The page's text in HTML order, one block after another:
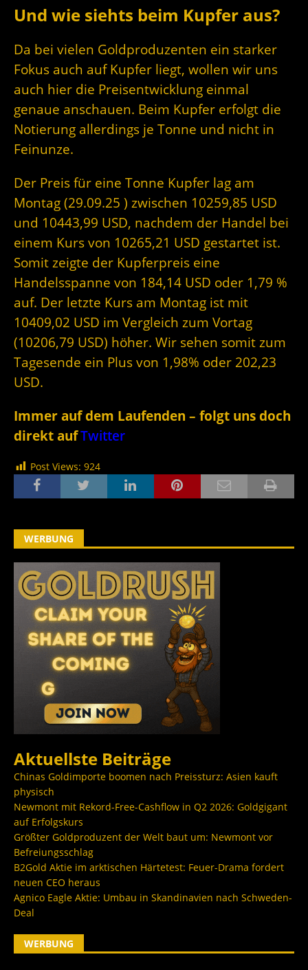
Und wie siehts beim Kupfer aus?
Da bei vielen Goldproduzenten ein starker
Fokus auch auf Kupfer liegt, wollen wir uns
auch hier die Preisentwicklung einmal
genaue anschauen. Beim Kupfer erfolgt die
Notierung allerdings je Tonne und nicht in
Feinunze.
Der Preis für eine Tonne Kupfer lag am
Montag (29.09.25 ) zwischen 10259,85 USD
und 10443,99 USD, nachdem der Handel bei
einem Kurs von 10265,21 USD gestartet ist.
Somit zeigte der Kupferpreis eine
Handelsspanne von 184,14 USD oder 1,79 %
auf. Der letzte Kurs am Montag ist mit
10409,02 USD im Vergleich zum Vortag
(10206,79 USD) höher. Wir sehen somit zum
Tagesende ein Plus von 1,98% oder 202,23
USD.
Immer auf dem Laufenden – folgt uns doch
direkt aufTwitter
Post Views: 924
WERBUNG
Aktuellste Beiträge
Chinas Goldimporte boomen nach Preissturz: Asien kauft
physisch
Newmont mit Rekord-Free-Cashflow in Q2 2026: Goldgigant
auf Erfolgskurs
Größter Goldproduzent der Welt baut um: Newmont vor
Befreiungsschlag
B2Gold Aktie im arktischen Härtetest: Feuer-Drama fordert
neuen CEO heraus
Agnico Eagle Aktie: Umbau in Skandinavien nach Schweden-
Deal
WERBUNG